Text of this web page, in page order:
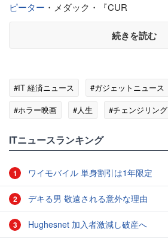
ピーター ・メダック・『CUR
続きを読む
#IT 経済ニュース #ガジェットニュース
#ホラー映画
#人生 #チェンジリング
ITニュースランキング
1 ワイモバイル 単身割引は1年限定
2 デキる男 敬遠される意外な理由
3 Hughesnet 加入者激減し破産へ